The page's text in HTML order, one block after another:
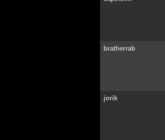
bratherrab
jorik